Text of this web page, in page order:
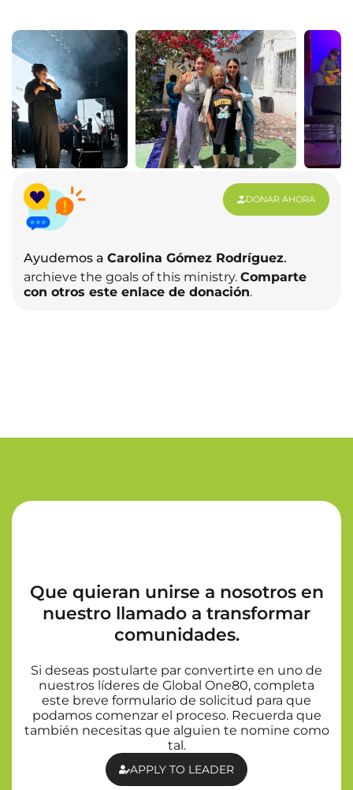
Ayudemos a Carolina Gómez Rodríguez.
archieve the goals of this ministry. Comparte
con otros este enlace de donación.
DONAR AHORA
Que quieran unirse a nosotros en
nuestro llamado a transformar
comunidades.
Si deseas postularte par convertirte en uno de
nuestros líderes de Global One80, completa
este breve formulario de solicitud para que
podamos comenzar el proceso. Recuerda que
también necesitas que alguien te nomine como
tal.
APPLY TO LEADER